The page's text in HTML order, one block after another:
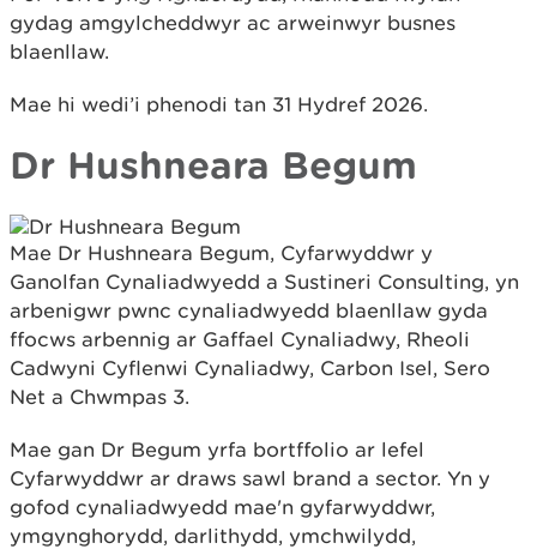
gydag amgylcheddwyr ac arweinwyr busnes
blaenllaw.
Mae hi wedi’i phenodi tan 31 Hydref 2026.
Dr Hushneara Begum
Mae Dr Hushneara Begum, Cyfarwyddwr y
Ganolfan Cynaliadwyedd a Sustineri Consulting, yn
arbenigwr pwnc cynaliadwyedd blaenllaw gyda
ffocws arbennig ar Gaffael Cynaliadwy, Rheoli
Cadwyni Cyflenwi Cynaliadwy, Carbon Isel, Sero
Net a Chwmpas 3.
Mae gan Dr Begum yrfa bortffolio ar lefel
Cyfarwyddwr ar draws sawl brand a sector. Yn y
gofod cynaliadwyedd mae'n gyfarwyddwr,
ymgynghorydd, darlithydd, ymchwilydd,